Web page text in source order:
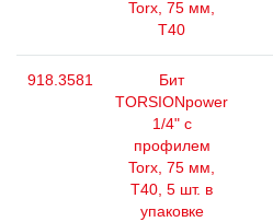
Torx, 75 мм,
Т40
918.3581
Бит
TORSIONpower
1/4" с
профилем
Torx, 75 мм,
Т40, 5 шт. в
упаковке